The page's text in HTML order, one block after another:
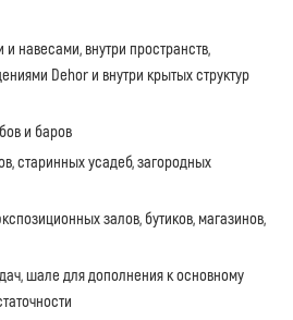
навесами, внутри пространств,
Dehor и внутри крытых структур
и баров
старинных усадеб, загородных
залов, бутиков, магазинов,
шале для дополнения к основному